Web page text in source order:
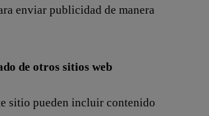
enviar publicidad de manera
de otros sitios web
sitio pueden incluir contenido